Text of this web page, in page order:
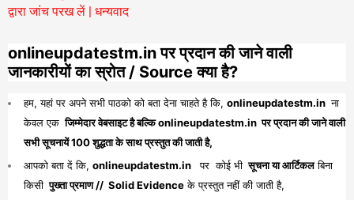
द्वारा जांच परख लें | धन्यवाद
onlineupdatestm.in पर प्रदान की जाने वाली
जानकारीयों का स्रोत / Source क्या है?
हम, यहां पर अपने सभी पाठको को बता देना चाहते है कि, onlineupdatestm.in ना
केवल एक जिम्मेदार वेबसाइट है बल्कि onlineupdatestm.in पर प्रदान की जाने वाली
सभी सूचनायें 100 शुद्धता के साथ प्रस्तुत की जाती है,
आपको बता दें कि, onlineupdatestm.in पर कोई भी सूचना या आर्टिकलबिना
किसी पुख्ता प्रमाण // Solid Evidenceके प्रस्तुत नहीं की जाती है,